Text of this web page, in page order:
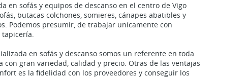
en sofás y equipos de descanso en el centro de Vigo
butacas colchones, somieres, cánapes abatibles y
Podemos presumir, de trabajar unícamente con
en sofás y descanso somos un referente en toda
con gran variedad, calidad y precio. Otras de las ventajas
es la fidelidad con los proveedores y conseguir los